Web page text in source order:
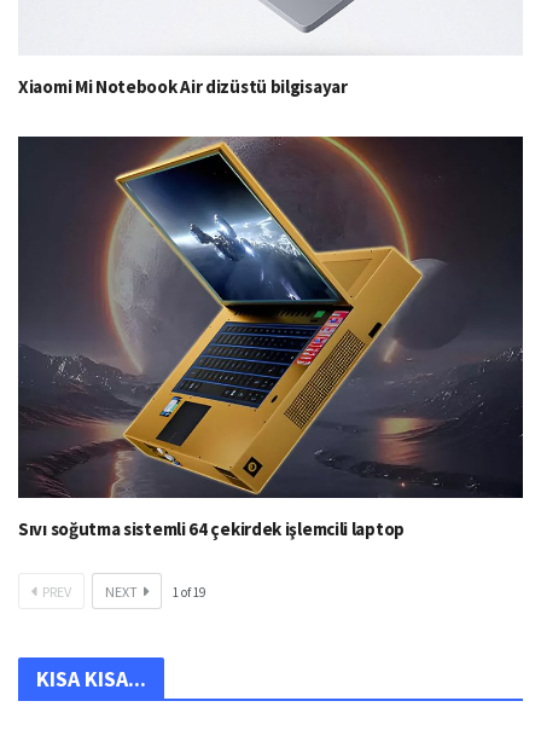
Xiaomi Mi Notebook Air dizüstü bilgisayar
Sıvı soğutma sistemli 64 çekirdek işlemcili laptop
PREV NEXT 1of19
KISA KISA...